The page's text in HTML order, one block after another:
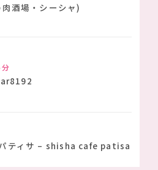
酒場・シーシャ)
ティサ – shisha cafe patisa